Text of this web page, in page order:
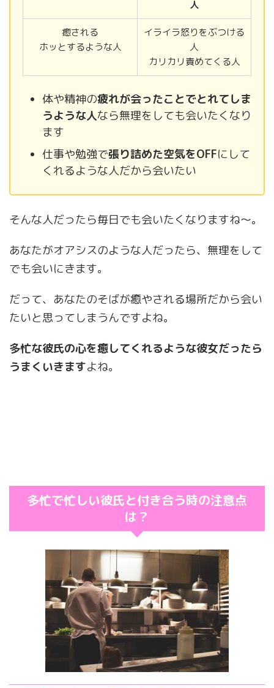
人
癒される
ホッとするような人
イライラ怒りをぶつける
人
カリカリ責めてくる人
体や精神の疲れが会ったことでとれてしま
うような人なら無理をしても会いたくなり
ます
仕事や勉強で張り詰めた空気をOFFにして
くれるような人だから会いたい
そんな人だったら毎日でも会いたくなりますね〜。
あなたがオアシスのような人だったら、無理をして
でも会いにきます。
だって、あなたのそばが癒やされる場所だから会い
たいと思ってしまうんですよね。
多忙な彼氏の心を癒してくれるような彼女だったら
うまくいきますよね。
多忙で忙しい彼氏と付き合う時の注意点
は？